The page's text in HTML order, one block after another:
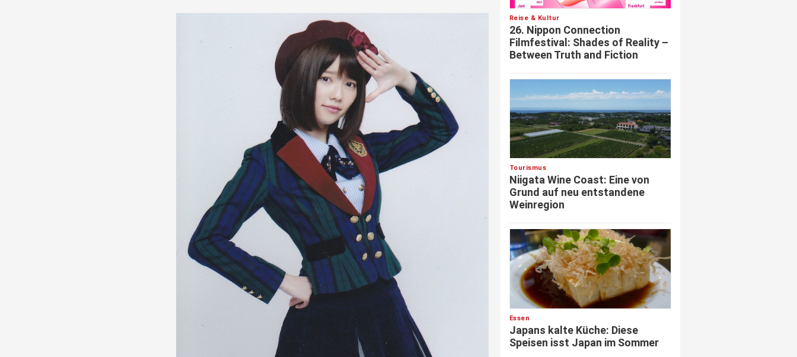
Reise & Kultur
26. Nippon Connection
Filmfestival: Shades of Reality –
Between Truth and Fiction
Tourismus
Niigata Wine Coast: Eine von
Grund auf neu entstandene
Weinregion
Essen
Japans kalte Küche: Diese
Speisen isst Japan im Sommer